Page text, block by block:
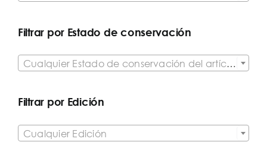
Filtrar por Estado de conservación
Cualquier Estado de conservación del artículo
Filtrar por Edición
Cualquier Edición